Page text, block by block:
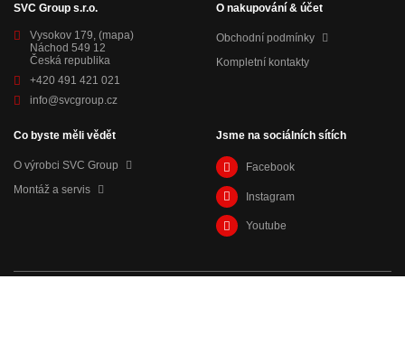
SVC Group s.r.o.
Vysokov 179, (mapa)
Náchod 549 12
Česká republika
+420 491 421 021
info@svcgroup.cz
O nakupování & účet
Obchodní podmínky
Kompletní kontakty
Co byste měli vědět
O výrobci SVC Group
Montáž a servis
Jsme na sociálních sítích
Facebook
Instagram
Youtube